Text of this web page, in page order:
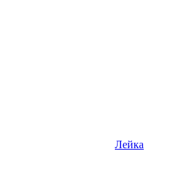
Лейка